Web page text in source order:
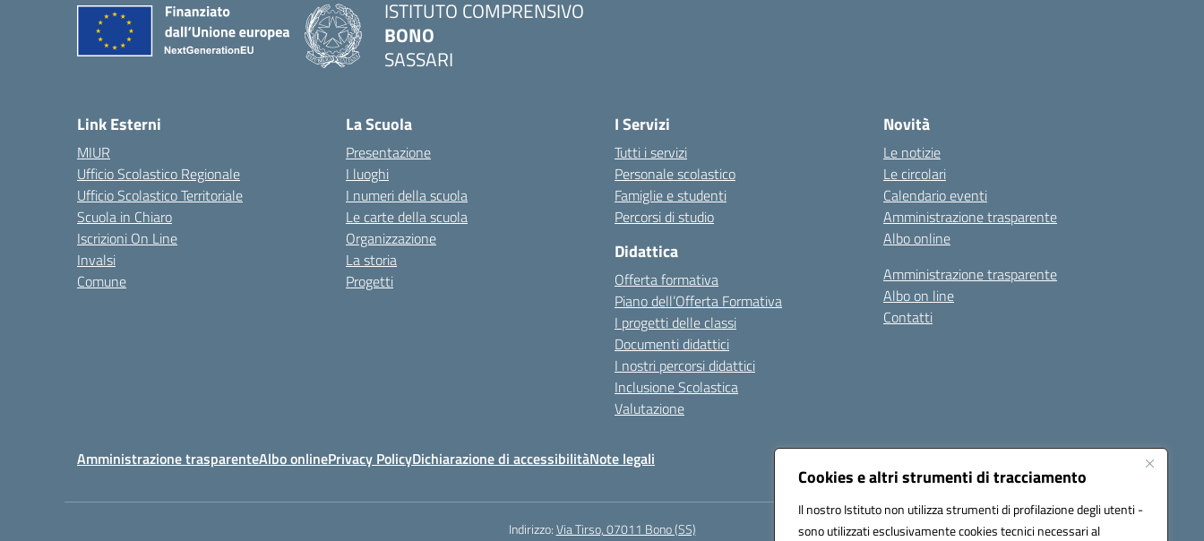
Cookies e altri strumenti di tracciamento
Il nostro Istituto non utilizza strumenti di profilazione degli utenti -
sono utilizzati esclusivamente cookies tecnici necessari al
ISTITUTO COMPRENSIVO
BONO
SASSARI
Link Esterni
MIUR
Ufficio Scolastico Regionale
Ufficio Scolastico Territoriale
Scuola in Chiaro
Iscrizioni On Line
Invalsi
Comune
La Scuola
Presentazione
I luoghi
I numeri della scuola
Le carte della scuola
Organizzazione
La storia
Progetti
I Servizi
Tutti i servizi
Personale scolastico
Famiglie e studenti
Percorsi di studio
Didattica
Offerta formativa
Piano dell’Offerta Formativa
I progetti delle classi
Documenti didattici
I nostri percorsi didattici
Inclusione Scolastica
Valutazione
Novità
Le notizie
Le circolari
Calendario eventi
Amministrazione trasparente
Albo online
Amministrazione trasparente
Albo on line
Contatti
Amministrazione trasparenteAlbo onlinePrivacy PolicyDichiarazione di accessibilitàNote legali
Indirizzo:Via Tirso, 07011 Bono (SS)